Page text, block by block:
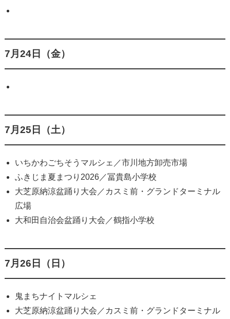
7月24日（金）
7月25日（土）
いちかわごちそうマルシェ／市川地方卸売市場
ふきじま夏まつり2026／冨貴島小学校
大芝原納涼盆踊り大会／カスミ前・グランドターミナル
広場
大和田自治会盆踊り大会／鶴指小学校
7月26日（日）
鬼まちナイトマルシェ
大芝原納涼盆踊り大会／カスミ前・グランドターミナル